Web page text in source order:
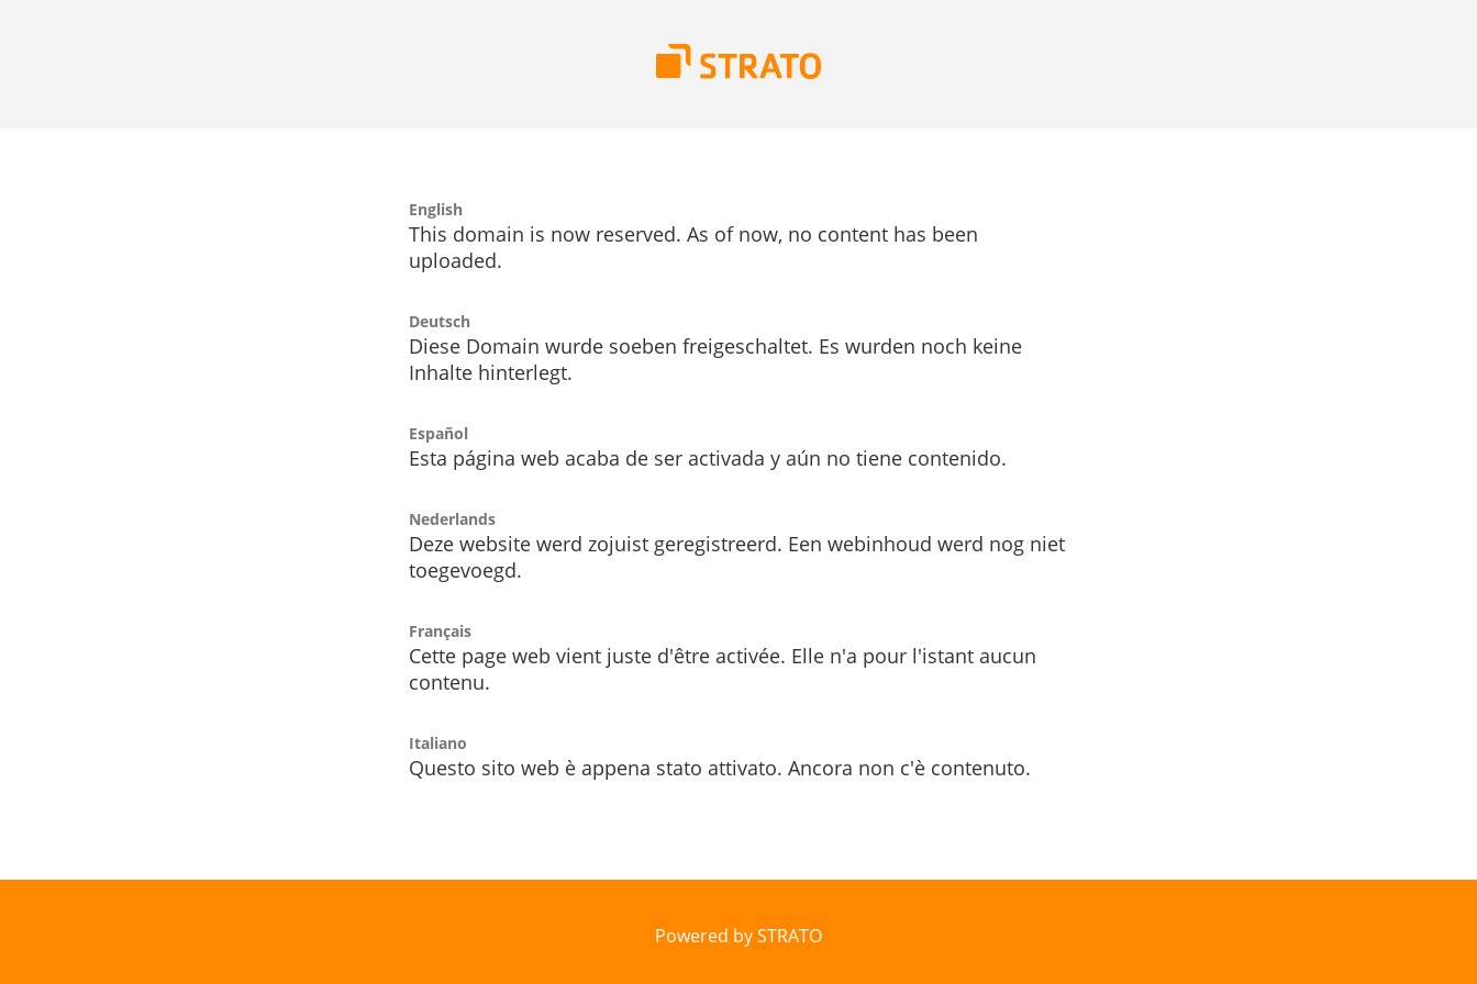
English
This domain is now reserved. As of now, no content has been
uploaded.
Deutsch
Diese Domain wurde soeben freigeschaltet. Es wurden noch keine
Inhalte hinterlegt.
Español
Esta página web acaba de ser activada y aún no tiene contenido.
Nederlands
Deze website werd zojuist geregistreerd. Een webinhoud werd nog niet
toegevoegd.
Français
Cette page web vient juste d'être activée. Elle n'a pour l'istant aucun
contenu.
Italiano
Questo sito web è appena stato attivato. Ancora non c'è contenuto.
Powered by STRATO